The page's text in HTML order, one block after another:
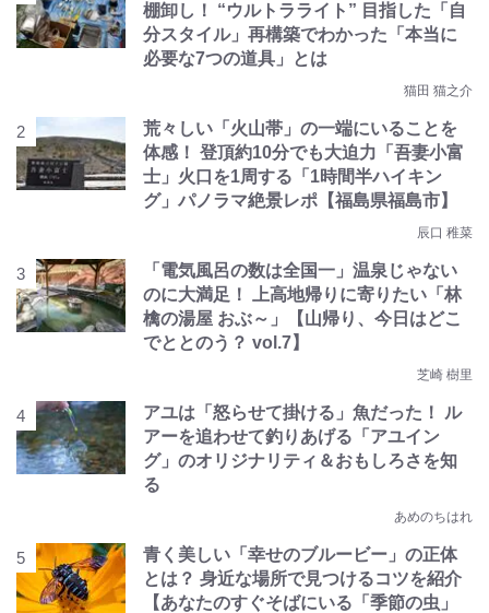
棚卸し！ “ウルトラライト” 目指した「自
分スタイル」再構築でわかった「本当に
必要な7つの道具」とは
猫田 猫之介
荒々しい「火山帯」の一端にいることを
体感！ 登頂約10分でも大迫力「吾妻小富
士」火口を1周する「1時間半ハイキン
グ」パノラマ絶景レポ【福島県福島市】
辰口 稚菜
「電気風呂の数は全国一」温泉じゃない
のに大満足！ 上高地帰りに寄りたい「林
檎の湯屋 おぶ～」【山帰り、今日はどこ
でととのう？ vol.7】
芝崎 樹里
アユは「怒らせて掛ける」魚だった！ ル
アーを追わせて釣りあげる「アユイン
グ」のオリジナリティ＆おもしろさを知
る
あめのちはれ
青く美しい「幸せのブルービー」の正体
とは？ 身近な場所で見つけるコツを紹介
【あなたのすぐそばにいる「季節の虫」